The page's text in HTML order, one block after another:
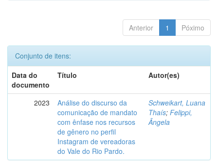
Anterior 1 Póximo
Conjunto de itens:
Data do
documento
Título Autor(es)
2023
Análise do discurso da
comunicação de mandato
com ênfase nos recursos
de gênero no perfil
Instagram de vereadoras
do Vale do Rio Pardo.
Schweikart, Luana
Thaís; Felippi,
Ângela